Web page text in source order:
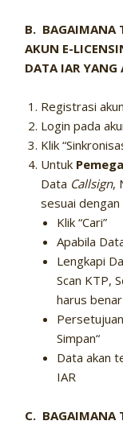
B. BAGAIMANA
AKUN E-
DATA IAR YANG
Registrasi
Login pada
Klik
Untuk
Data Callsign,
sesuai dengan
Klik “Cari”
Apabila
Lengkapi
Scan KTP,
harus
Persetujuan
Simpan“
Data akan
IAR
C. BAGAIMANA